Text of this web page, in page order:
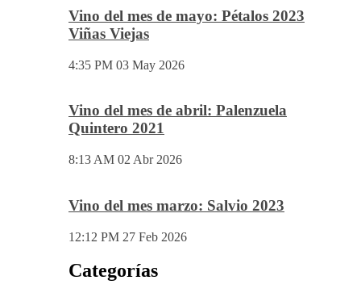
Vino del mes de mayo: Pétalos 2023
Viñas Viejas
4:35 PM 03 May 2026
Vino del mes de abril: Palenzuela
Quintero 2021
8:13 AM 02 Abr 2026
Vino del mes marzo: Salvio 2023
12:12 PM 27 Feb 2026
Categorías